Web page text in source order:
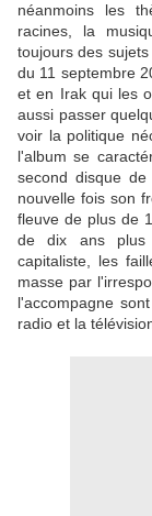
néanmoins les
racines, la
toujours des
du 11 septembre
et en Irak qui les
aussi passer
voir la politique
l'album se
second disque
nouvelle fois son
fleuve de plus de
de dix ans plus
capitaliste, les
masse par
l'accompagne
radio et la